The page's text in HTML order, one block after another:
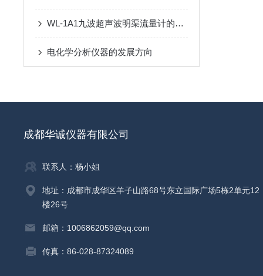
WL-1A1九波超声波明渠流量计的主要技术指标及技术参数
电化学分析仪器的发展方向
成都华诚仪器有限公司
联系人：杨小姐
地址：成都市成华区羊子山路68号东立国际广场5栋2单元12
楼26号
邮箱：1006862059@qq.com
传真：86-028-87324089